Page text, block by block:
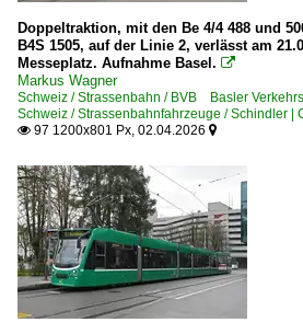
Doppeltraktion, mit den Be 4/4 488 und
B4S 1505, auf der Linie 2, verlässt am
Messeplatz. Aufnahme Basel. 
Markus Wagner
Schweiz / Strassenbahn / BVB Basler
Schweiz / Strassenbahnfahrzeuge / Schindler |
 97 1200x801 Px, 02.04.2026 